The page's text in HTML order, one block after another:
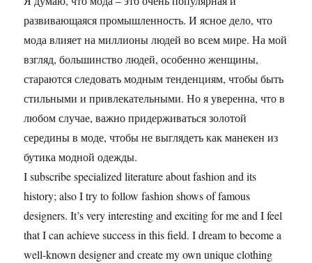
развивающаяся промышленность. И ясное дело, что
мода влияет на миллионы людей во всем мире. На мой
взгляд, большинство людей, особенно женщины,
стараются следовать модным тенденциям, чтобы быть
стильными и привлекательными. Но я уверенна, что в
любом случае, важно придерживаться золотой
середины в моде, чтобы не выглядеть как манекен из
бутика модной одежды.
I subscribe specialized literature about fashion and its
history; also I try to follow fashion shows of famous
designers. It’s very interesting and exciting for me and I feel
that I can achieve success in this field. I dream to become a
well-known designer and create my own unique clothing